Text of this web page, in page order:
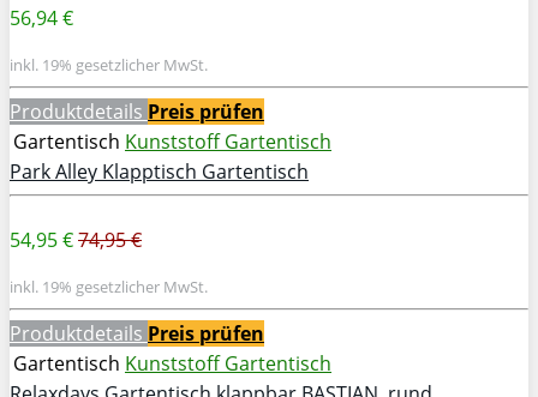
56,94 €
inkl. 19% gesetzlicher MwSt.
Produktdetails Preis prüfen
Gartentisch Kunststoff Gartentisch
Park Alley Klapptisch Gartentisch
54,95 €74,95 €
inkl. 19% gesetzlicher MwSt.
Produktdetails Preis prüfen
Gartentisch Kunststoff Gartentisch